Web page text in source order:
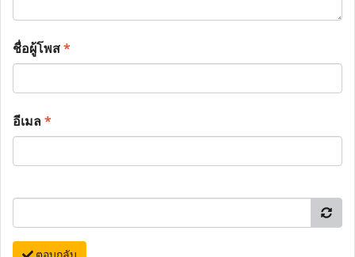
ชื่อผู้โพส*
อีเมล*